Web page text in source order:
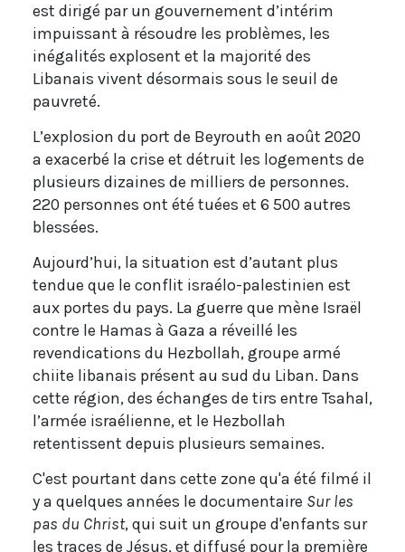
est dirigé par un gouvernement d’intérim
impuissant à résoudre les problèmes, les
inégalités explosent et la majorité des
Libanais vivent désormais sous le seuil de
pauvreté.
L’explosion du port de Beyrouth en août 2020
a exacerbé la crise et détruit les logements de
plusieurs dizaines de milliers de personnes.
220 personnes ont été tuées et 6 500 autres
blessées.
Aujourd’hui, la situation est d’autant plus
tendue que le conflit israélo-palestinien est
aux portes du pays. La guerre que mène Israël
contre le Hamas à Gaza a réveillé les
revendications du Hezbollah, groupe armé
chiite libanais présent au sud du Liban. Dans
cette région, des échanges de tirs entre Tsahal,
l’armée israélienne, et le Hezbollah
retentissent depuis plusieurs semaines.
C'est pourtant dans cette zone qu'a été filmé il
y a quelques années le documentaire Sur les
pas du Christ, qui suit un groupe d'enfants sur
les traces de Jésus, et diffusé pour la première